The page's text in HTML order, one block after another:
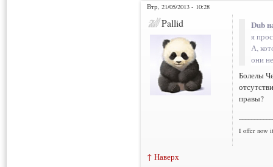
Втр, 21/05/2013 - 10:28
Pallid Dub
я
А,
они
Болелы
правы?
I offer now
↑ Наверх